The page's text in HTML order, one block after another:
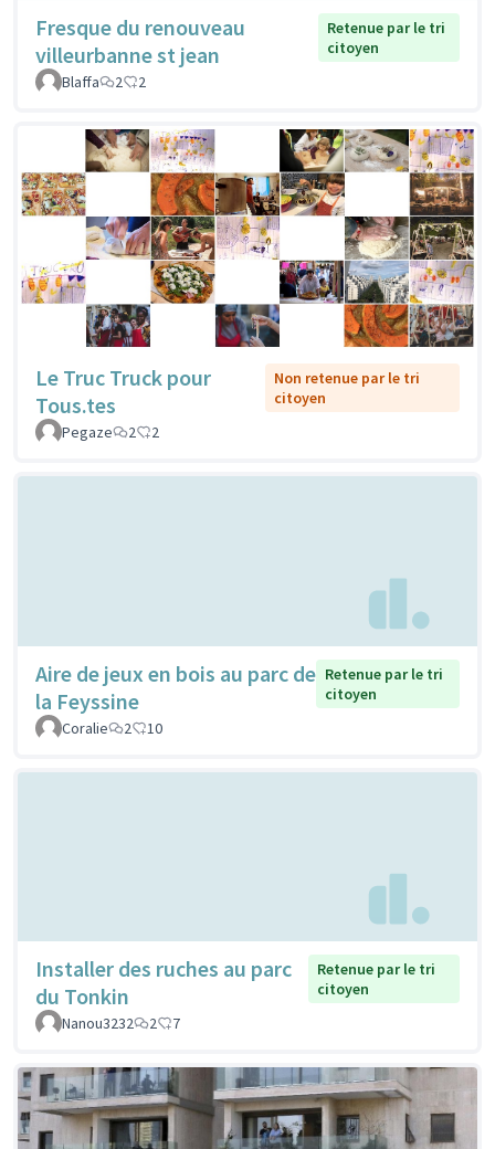
Fresque du renouveau
villeurbanne st jean
Retenue par le tri
citoyen
Blaffa
2 2
Le Truc Truck pour
Tous.tes
Non retenue par le tri
citoyen
Pegaze
2 2
Aire de jeux en bois au parc de
la Feyssine
Retenue par le tri
citoyen
Coralie
2 10
Installer des ruches au parc
du Tonkin
Retenue par le tri
citoyen
Nanou3232
2 7